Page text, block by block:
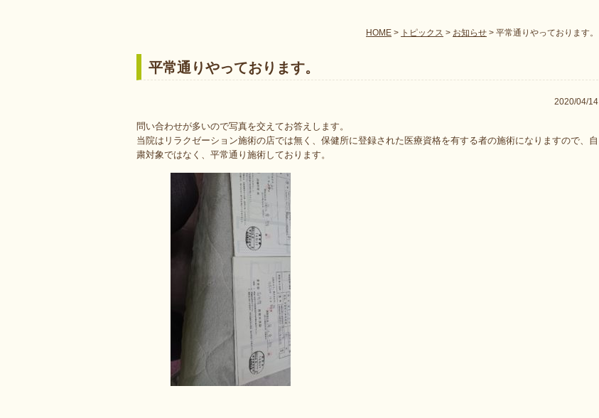
HOME > トピックス > お知らせ > 平常通りやっております。
平常通りやっております。
2020/04/14
問い合わせが多いので写真を交えてお答えします。
当院はリラクゼーション施術の店では無く、保健所に登録された医療資格を有する者の施術になりますので、自
粛対象ではなく、平常通り施術しております。